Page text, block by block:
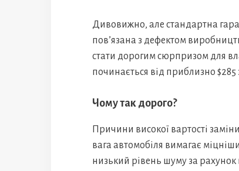
Дивовижно, але стандартна
пов’язана з дефектом
стати дорогим сюрпризом для
починається від приблизно $285
Чому так дорого?
Причини високої вартості
вага автомобіля вимагає
низький рівень шуму за рахунок